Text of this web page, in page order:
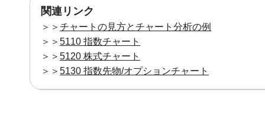
関連リンク
＞＞ チャートの見方とチャート分析の例
＞＞ 5110 指数チャート
＞＞ 5120 株式チャート
＞＞ 5130 指数先物/オプションチャート